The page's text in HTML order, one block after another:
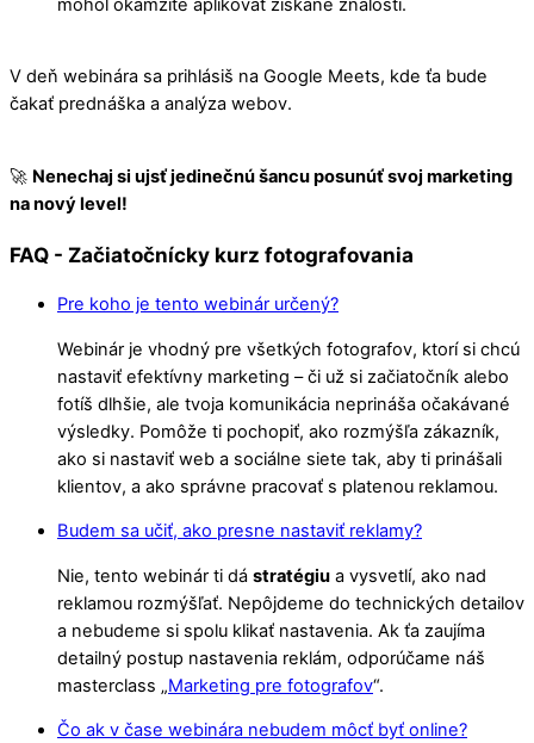
V deň webinára sa prihlásiš na Google Meets, kde ťa bude
čakať prednáška a analýza webov.
🚀 Nenechaj si ujsť jedinečnú šancu posunúť svoj marketing
na nový level!
FAQ - Začiatočnícky kurz fotografovania
Pre koho je tento webinár určený?
Webinár je vhodný pre všetkých fotografov, ktorí si chcú
nastaviť efektívny marketing – či už si začiatočník alebo
fotíš dlhšie, ale tvoja komunikácia neprináša očakávané
výsledky. Pomôže ti pochopiť, ako rozmýšľa zákazník,
ako si nastaviť web a sociálne siete tak, aby ti prinášali
klientov, a ako správne pracovať s platenou reklamou.
Budem sa učiť, ako presne nastaviť reklamy?
Nie, tento webinár ti dá stratégiu a vysvetlí, ako nad
reklamou rozmýšľať. Nepôjdeme do technických detailov
a nebudeme si spolu klikať nastavenia. Ak ťa zaujíma
detailný postup nastavenia reklám, odporúčame náš
masterclass „Marketing pre fotografov“.
Čo ak v čase webinára nebudem môcť byť online?